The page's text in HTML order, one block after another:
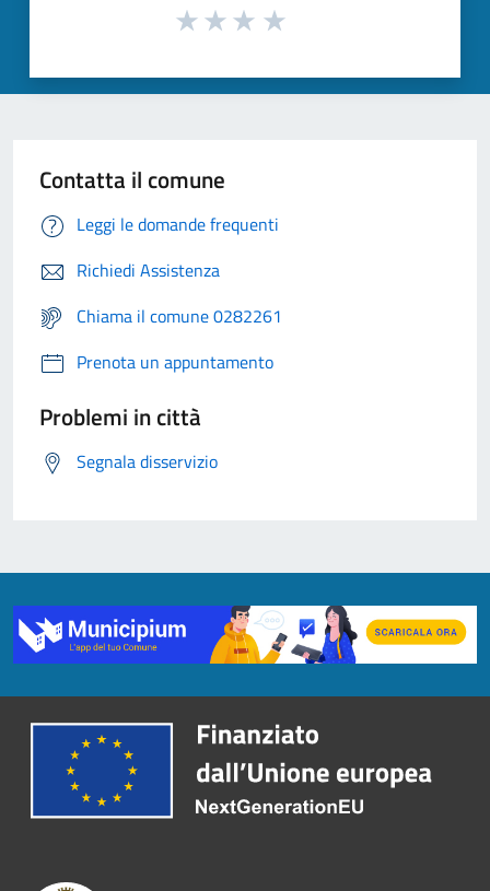
Contatta il comune
Leggi le domande frequenti
Richiedi Assistenza
Chiama il comune 0282261
Prenota un appuntamento
Problemi in città
Segnala disservizio